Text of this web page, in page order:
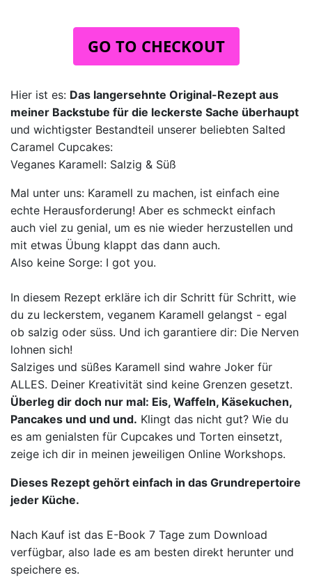
GO TO CHECKOUT
Hier ist es: Das langersehnte Original-Rezept aus
meiner Backstube für die leckerste Sache überhaupt
und wichtigster Bestandteil unserer beliebten Salted
Caramel Cupcakes:
Veganes Karamell: Salzig & Süß
Mal unter uns: Karamell zu machen, ist einfach eine
echte Herausforderung! Aber es schmeckt einfach
auch viel zu genial, um es nie wieder herzustellen und
mit etwas Übung klappt das dann auch.
Also keine Sorge: I got you.
In diesem Rezept erkläre ich dir Schritt für Schritt, wie
du zu leckerstem, veganem Karamell gelangst - egal
ob salzig oder süss. Und ich garantiere dir: Die Nerven
lohnen sich!
Salziges und süßes Karamell sind wahre Joker für
ALLES. Deiner Kreativität sind keine Grenzen gesetzt.
Überleg dir doch nur mal: Eis, Waffeln, Käsekuchen,
Pancakes und und und. Klingt das nicht gut? Wie du
es am genialsten für Cupcakes und Torten einsetzt,
zeige ich dir in meinen jeweiligen Online Workshops.
Dieses Rezept gehört einfach in das Grundrepertoire
jeder Küche.
Nach Kauf ist das E-Book 7 Tage zum Download
verfügbar, also lade es am besten direkt herunter und
speichere es.